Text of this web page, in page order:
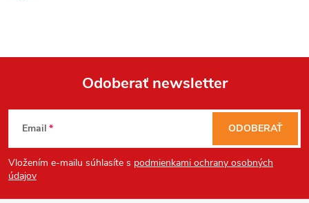
u
Z
á
p
Odoberať newsletter
Email
Vložením e-mailu súhlasíte s podmienkami ochrany osobných
údajov
ODOBERAŤ